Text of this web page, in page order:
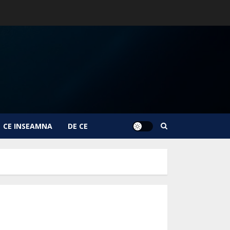
CE INSEAMNA DE CE